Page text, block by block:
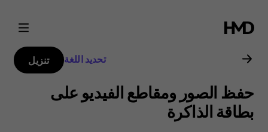
دليل
مستخدم
هاتف
Nokia
تحديد اللغة تنزيل
حفظ الصور ومقاطع الفيديو على
بطاقة الذاكرة